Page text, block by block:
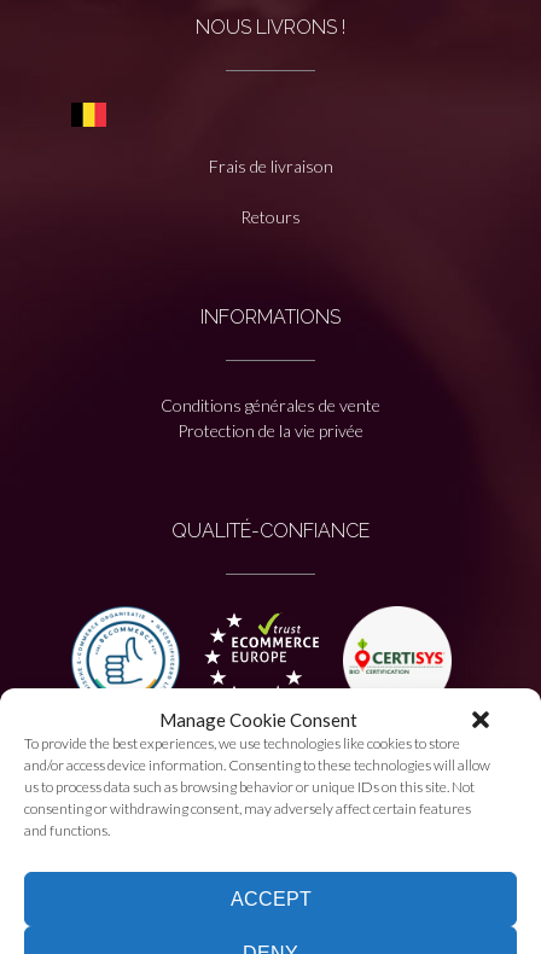
Manage Cookie Consent
To provide the best experiences, we use technologies like cookies to store
and/or access device information. Consenting to these technologies will allow
us to process data such as browsing behavior or unique IDs on this site. Not
consenting or withdrawing consent, may adversely affect certain features
and functions.
ACCEPT
NOUS LIVRONS !
Frais de livraison
Retours
INFORMATIONS
Conditions générales de vente
Protection de la vie privée
QUALITÉ-CONFIANCE
PAIEMENT AUTORISÉ